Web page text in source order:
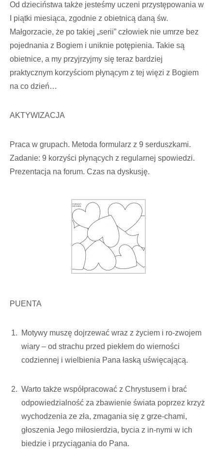
Od dzieciństwa także jesteśmy uczeni przystępowania w
I piątki miesiąca, zgodnie z obietnicą daną św.
Małgorzacie, że po takiej „serii” człowiek nie umrze bez
pojednania z Bogiem i uniknie potępienia. Takie są
obietnice, a my przyjrzyjmy się teraz bardziej
praktycznym korzyściom płynącym z tej więzi z Bogiem
na co dzień…
AKTYWIZACJA
Praca w grupach. Metoda formularz z 9 serduszkami.
Zadanie: 9 korzyści płynących z regularnej spowiedzi.
Prezentacja na forum. Czas na dyskusję.
PUENTA
Motywy muszę dojrzewać wraz z życiem i ro-zwojem
wiary – od strachu przed piekłem do wierności
codziennej i wielbienia Pana łaską uświęcającą.
Warto także współpracować z Chrystusem i brać
odpowiedzialność za zbawienie świata poprzez krzyż
wychodzenia ze zła, zmagania się z grze-chami,
głoszenia Jego miłosierdzia, bycia z in-nymi w ich
biedzie i przyciągania do Pana.